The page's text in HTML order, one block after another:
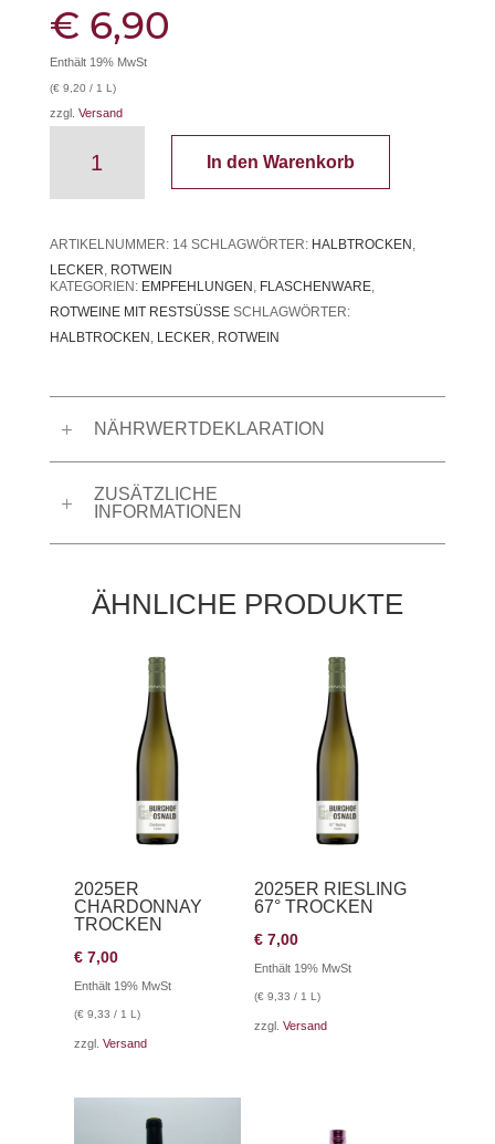
€ 6,90
Enthält 19% MwSt
(€9,20 / 1 L)
zzgl. Versand
Portugieser
Rotwein
halbtrocken
Menge
In den Warenkorb
ARTIKELNUMMER: 14 SCHLAGWÖRTER: HALBTROCKEN
LECKER ROTWEIN
KATEGORIEN: EMPFEHLUNGEN FLASCHENWARE,
ROTWEINE MIT RESTSÜSSE
SCHLAGWÖRTER:
HALBTROCKEN LECKER ROTWEIN
NÄHRWERTDEKLARATION
ZUSÄTZLICHE
INFORMATIONEN
ÄHNLICHE PRODUKTE
2025ER
CHARDONNAY
TROCKEN
€ 7,00
Enthält 19% MwSt
(€ 9,33 / 1 L)
zzgl.Versand
2025ER RIESLING
67° TROCKEN
€ 7,00
Enthält 19% MwSt
(€ 9,33 / 1 L)
zzgl.Versand